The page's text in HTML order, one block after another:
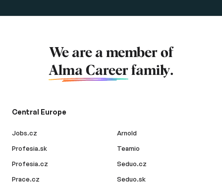
We are a member of
Alma Career family.
Central Europe
Jobs.cz
Profesia.sk
Profesia.cz
Prace.cz
Arnold
Teamio
Seduo.cz
Seduo.sk